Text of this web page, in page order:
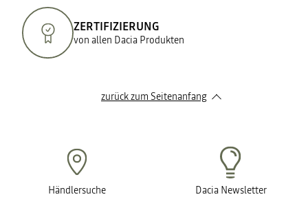
ZERTIFIZIERUNG
von allen Dacia Produkten
zurück zum Seitenanfang
Händlersuche Dacia Newsletter